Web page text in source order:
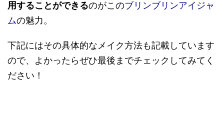
用することができるのがこのブリンブリンアイジャ
ムの魅力。
下記にはその具体的なメイク方法も記載しています
ので、よかったらぜひ最後までチェックしてみてく
ださい！